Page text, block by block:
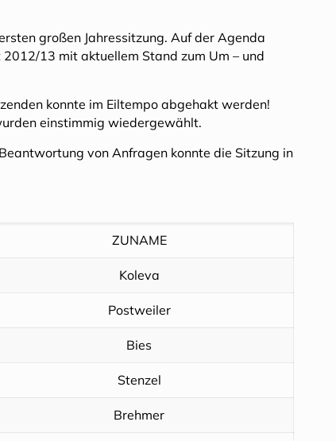
großen Jahressitzung. Auf der Agenda
13 mit aktuellem Stand zum Um – und
konnte im Eiltempo abgehakt werden!
einstimmig wiedergewählt.
von Anfragen konnte die Sitzung in
ZUNAME
Koleva
Postweiler
Bies
Stenzel
Brehmer